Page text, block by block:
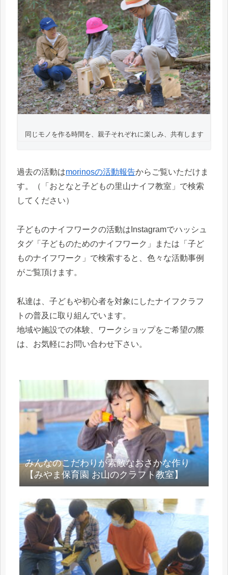
同じモノを作る時間を、親子それぞれに楽しみ、共有します
過去の活動はmorinosの活動報告からご覧いただけま
す。（「おとなと子どもの里山ナイフ教室」で検索
してください）
子どものナイフワークの活動はInstagramでハッシュ
タグ「子どものためのナイフワーク」または「子ど
ものナイフワーク」で検索すると、色々な活動事例
がご覧頂けます。
私達は、子どもや初心者を対象にしたナイフクラフ
トの普及に取り組んでいます。
地域や施設での体験、ワークショップをご希望の際
は、お気軽にお問い合わせ下さい。
みんなのこだわりが素敵なおさかな作り
【みやま保育園 お山のクラフト教室】